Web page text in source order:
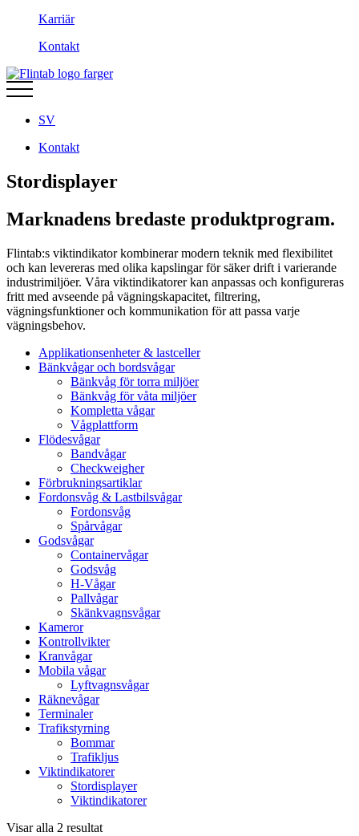
Karriär
Kontakt
SV
Kontakt
Stordisplayer
Marknadens bredaste produktprogram.
Flintab:s viktindikator kombinerar modern teknik med flexibilitet
och kan levereras med olika kapslingar för säker drift i varierande
industrimiljöer. Våra viktindikatorer kan anpassas och konfigureras
fritt med avseende på vägningskapacitet, filtrering,
vägningsfunktioner och kommunikation för att passa varje
vägningsbehov.
Applikationsenheter & lastceller
Bänkvågar och bordsvågar
Bänkvåg för torra miljöer
Bänkvåg för våta miljöer
Kompletta vågar
Vågplattform
Flödesvågar
Bandvågar
Checkweigher
Förbrukningsartiklar
Fordonsvåg & Lastbilsvågar
Fordonsvåg
Spårvågar
Godsvågar
Containervågar
Godsvåg
H-Vågar
Pallvågar
Skänkvagnsvågar
Kameror
Kontrollvikter
Kranvågar
Mobila vågar
Lyftvagnsvågar
Räknevågar
Terminaler
Trafikstyrning
Bommar
Trafikljus
Viktindikatorer
Stordisplayer
Viktindikatorer
Visar alla 2 resultat